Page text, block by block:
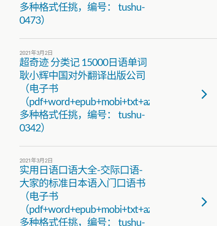
多种格式任挑，编号： tushu-
0473）
2021年3月2日
超奇迹 分类记 15000日语单词
耿小辉中国对外翻译出版公司
（电子书
（pdf+word+epub+mobi+txt+azw3）
多种格式任挑，编号： tushu-
0342）
2021年3月2日
实用日语口语大全-交际口语-
大家的标准日本语入门口语书
（电子书
（pdf+word+epub+mobi+txt+azw3）
多种格式任挑，编号： tushu-